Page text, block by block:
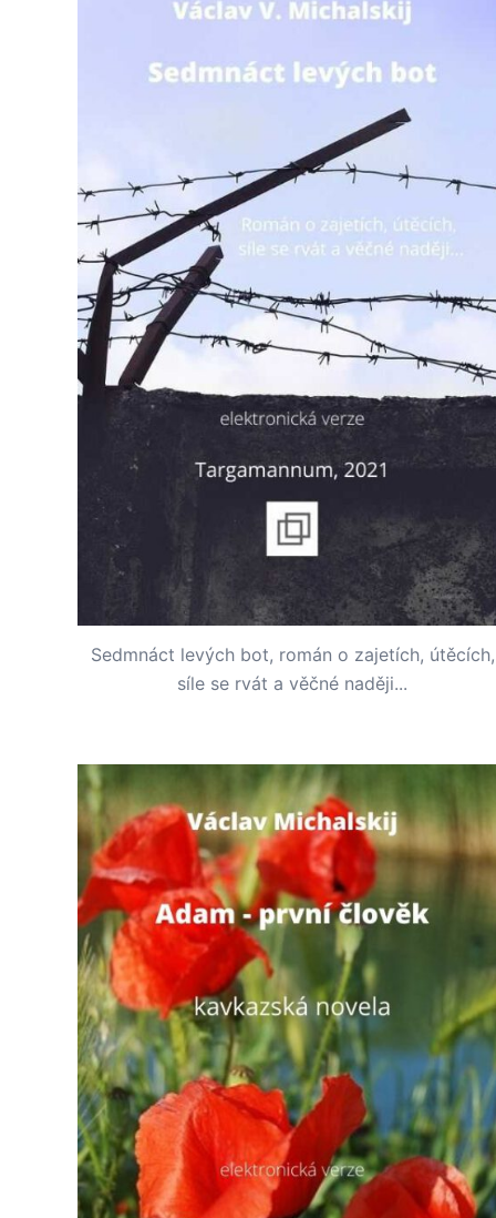
Sedmnáct levých bot, román o zajetích, útěcích,
síle se rvát a věčné naději...